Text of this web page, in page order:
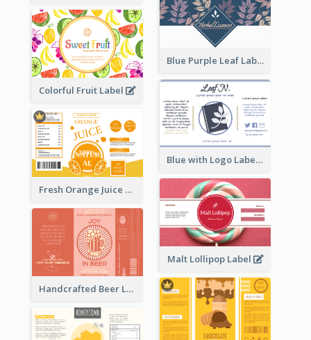
Blue Purple Leaf Label
Colorful Fruit Label
Blue with Logo Label
Fresh Orange Juice Label
Malt Lollipop Label
Handcrafted Beer Label